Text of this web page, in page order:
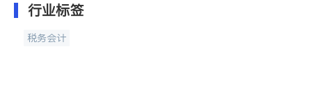
行业标签
税务会计